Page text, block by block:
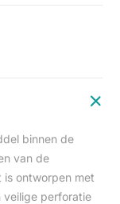
binnen de
van de
is ontworpen met
veilige perforatie